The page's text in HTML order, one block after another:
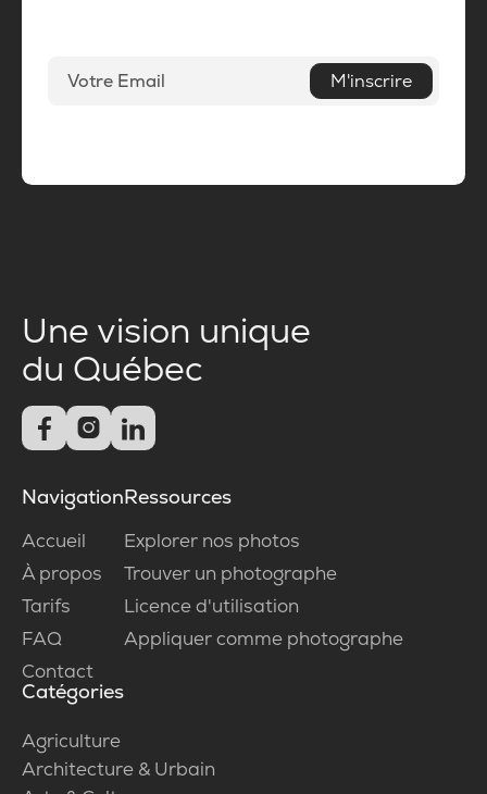
M'inscrire
Une vision unique
du Québec
  
Navigation
Accueil
À propos
Tarifs
FAQ
Contact
Ressources
Explorer nos photos
Trouver un photographe
Licence d'utilisation
Appliquer comme photographe
Catégories
Agriculture
Architecture & Urbain